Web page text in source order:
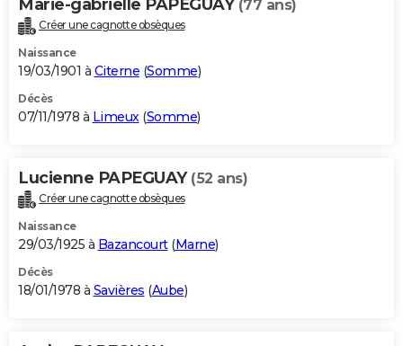
Marie-gabrielle PAPEGUAY (77 ans)
Créer une cagnotte obsèques
Naissance
19/03/1901 à Citerne (Somme)
Décès
07/11/1978 à Limeux(Somme)
Lucienne PAPEGUAY (52 ans)
Créer une cagnotte obsèques
Naissance
29/03/1925 à Bazancourt(Marne)
Décès
18/01/1978 à Savières (Aube)